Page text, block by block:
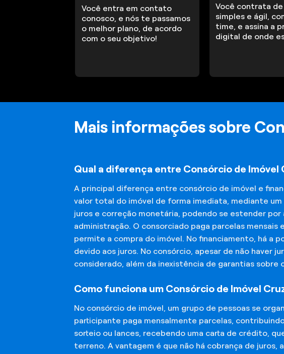
Você entra em contato
conosco, e nós te passamos
o melhor plano, de acordo
com o seu objetivo!
Você contrata
simples e ágil,
time, e assina a
digital de onde
Mais informações sobre
Qual a diferença entre Consórcio de Imóvel
A principal diferença entre consórcio de imóvel e
valor total do imóvel de forma imediata, mediante
juros e correção monetária, podendo se estender por
administração. O consorciado paga parcelas
permite a compra do imóvel. No financiamento, há a
devido aos juros. No consórcio, apesar de não haver
considerado, além da inexistência de garantias sobre
Como funciona um Consórcio de Imóvel
No consórcio de imóvel, um grupo de pessoas se
participante paga mensalmente parcelas,
sorteio ou lances, recebendo uma carta de crédito,
terreno. A vantagem é que não há cobrança de juros,